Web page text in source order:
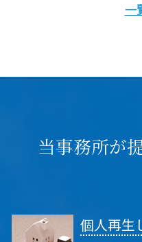
一
当事務所が
個人再生